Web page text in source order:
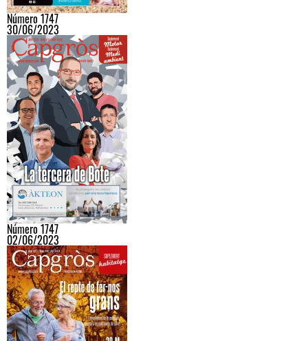
Número 1747
30/06/2023
Número 1747
02/06/2023